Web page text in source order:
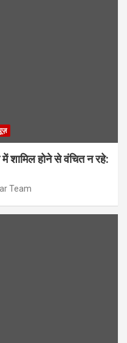
में शामिल होने से वंचित न रहे:
Team